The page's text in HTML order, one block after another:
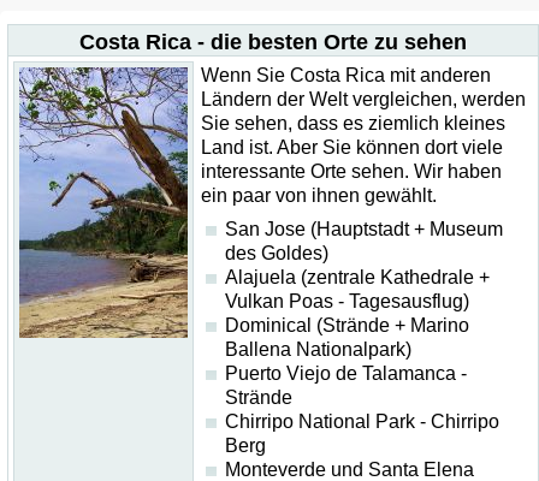
Costa Rica - die besten Orte zu sehen
Wenn Sie Costa Rica mit anderen
Ländern der Welt vergleichen, werden
Sie sehen, dass es ziemlich kleines
Land ist. Aber Sie können dort viele
interessante Orte sehen. Wir haben
ein paar von ihnen gewählt.
San Jose (Hauptstadt + Museum
des Goldes)
Alajuela (zentrale Kathedrale +
Vulkan Poas - Tagesausflug)
Dominical (Strände + Marino
Ballena Nationalpark)
Puerto Viejo de Talamanca -
Strände
Chirripo National Park - Chirripo
Berg
Monteverde und Santa Elena